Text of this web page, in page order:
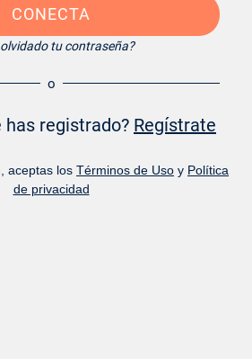
CONECTA
tu contraseña?
o
has registrado? Regístrate
aceptas los Términos de Uso y Política
de privacidad